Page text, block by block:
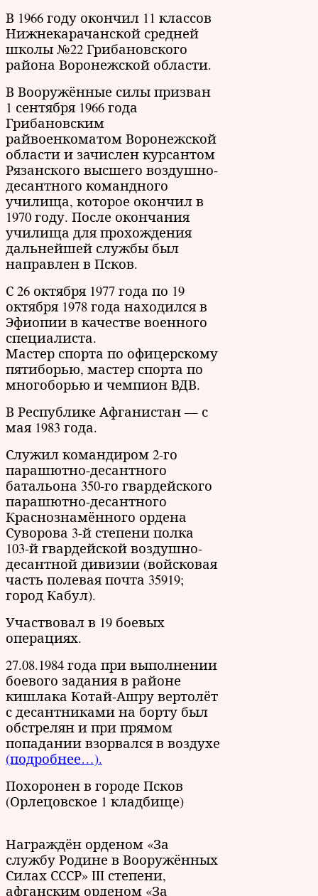
В 1966 году окончил 11 классов
Нижнекарачанской средней
школы №22 Грибановского
района Воронежской области.
В Вооружённые силы призван
1 сентября 1966 года
Грибановским
райвоенкоматом Воронежской
области и зачислен курсантом
Рязанского высшего воздушно-
десантного командного
училища, которое окончил в
1970 году. После окончания
училища для прохождения
дальнейшей службы был
направлен в Псков.
С 26 октября 1977 года по 19
октября 1978 года находился в
Эфиопии в качестве военного
специалиста.
Мастер спорта по офицерскому
пятиборью, мастер спорта по
многоборью и чемпион ВДВ.
В Республике Афганистан — с
мая 1983 года.
Служил командиром 2-го
парашютно-десантного
батальона 350-го гвардейского
парашютно-десантного
Краснознамённого ордена
Суворова 3-й степени полка
103-й гвардейской воздушно-
десантной дивизии (войсковая
часть полевая почта 35919;
город Кабул).
Участвовал в 19 боевых
операциях.
27.08.1984 года при выполнении
боевого задания в районе
кишлака Котай-Ашру вертолёт
с десантниками на борту был
обстрелян и при прямом
попадании взорвался в воздухе
(подробнее…).
Похоронен в городе Псков
(Орлецовское 1 кладбище)
Награждён орденом «За
службу Родине в Вооружённых
Силах СССР» III степени,
афганским орденом «За